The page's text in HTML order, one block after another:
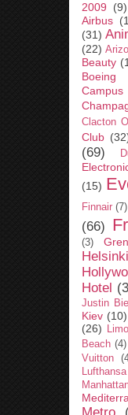
2009 (9)
Airbus
(31)
(22)
Beauty
Boeing
Campus
Clacton
Club
(69)
(15)
Finnair (7)
(66)
(3)
Helsinki
Hotel
Justin
Kiev (10)
(26)
Beach (4)
Vuitton
Lufthansa